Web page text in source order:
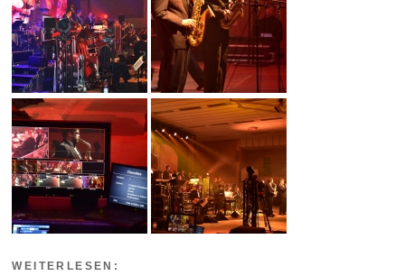
WEITERLESEN: